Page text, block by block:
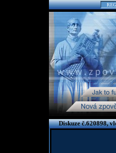
Diskuze č.620898,